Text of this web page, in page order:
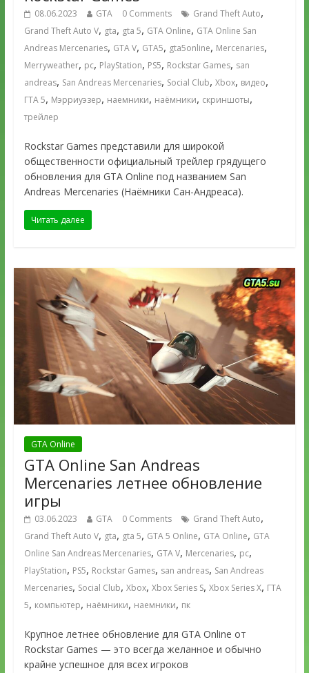
08.06.2023 GTA 0 Comments Grand Theft Auto,
Grand Theft Auto V, gta, gta 5, GTA Online, GTA Online San
Andreas Mercenaries, GTA V, GTA5, gta5online, Mercenaries,
Merryweather, pc, PlayStation, PS5, Rockstar Games, san
andreas, San Andreas Mercenaries, Social Club, Xbox, видео,
ГТА 5, Мэрриуэзер, наемники, наёмники, скриншоты,
трейлер
Rockstar Games представили для широкой
общественности официальный трейлер грядущего
обновления для GTA Online под названием San
Andreas Mercenaries (Наёмники Сан-Андреаса).
Читать далее
GTA Online
GTA Online San Andreas
Mercenaries летнее обновление
игры
03.06.2023 GTA 0 Comments Grand Theft Auto,
Grand Theft Auto V, gta, gta 5, GTA 5 Online, GTA Online, GTA
Online San Andreas Mercenaries, GTA V, Mercenaries, pc,
PlayStation, PS5, Rockstar Games, san andreas, San Andreas
Mercenaries, Social Club, Xbox, Xbox Series S, Xbox Series X, ГТА
5, компьютер, наёмники, наемники, пк
Крупное летнее обновление для GTA Online от
Rockstar Games — это всегда желанное и обычно
крайне успешное для всех игроков